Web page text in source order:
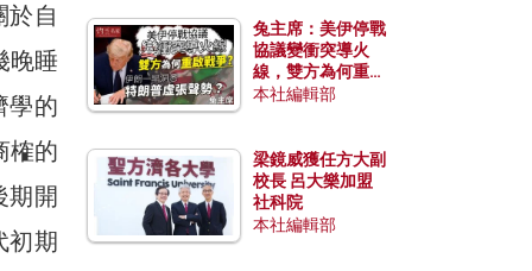
於自
晚睡
學的
榷的
期開
初期
兔主席：美伊停戰
協議變衝突導火
線，雙方為何重啟
戰爭？伊朗一早洞
本社編輯部
梁鏡威獲任方大副
校長 呂大樂加盟
社科院
本社編輯部